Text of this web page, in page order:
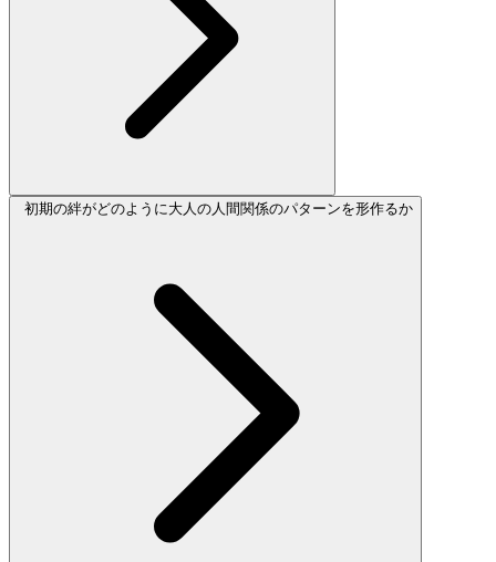
初期の絆がどのように大人の人間関係のパターンを形作るか